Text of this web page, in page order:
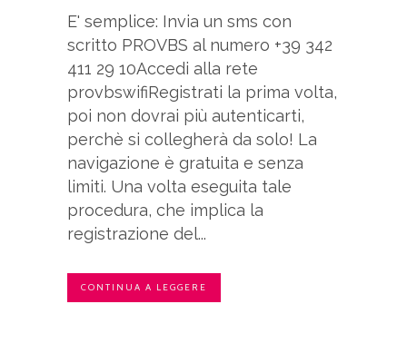
E' semplice: Invia un sms con
scritto PROVBS al numero +39 342
411 29 10Accedi alla rete
provbswifiRegistrati la prima volta,
poi non dovrai più autenticarti,
perchè si collegherà da solo! La
navigazione è gratuita e senza
limiti. Una volta eseguita tale
procedura, che implica la
registrazione del...
CONTINUA A LEGGERE